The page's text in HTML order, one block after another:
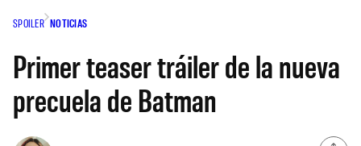
SPOILER NOTICIAS
Primer teaser tráiler de la nueva
precuela de Batman